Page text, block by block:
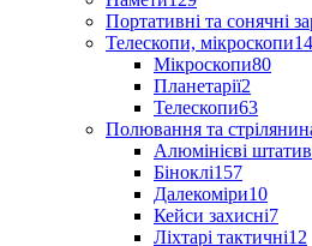
Портативні та сонячні
Телескопи, мікроскопи
Мікроскопи80
Планетарії2
Телескопи63
Полювання та
Алюмінієві
Біноклі157
Далекоміри10
Кейси захисні7
Ліхтарі тактичні12